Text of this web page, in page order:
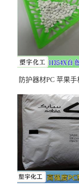
防护器材PC 苹果
之忧